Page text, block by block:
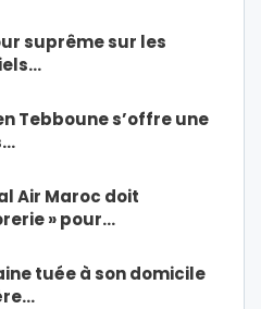
suprême sur les
Tebboune s’offre une
Air Maroc doit
» pour…
tuée à son domicile